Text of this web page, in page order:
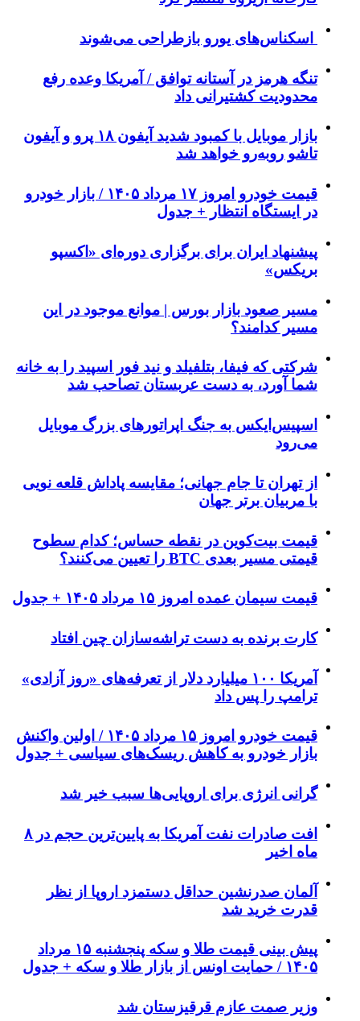
اسکناس‌های یورو بازطراحی می‌شوند
تنگه هرمز در آستانه توافق / آمریکا وعده رفع
محدودیت کشتیرانی داد
بازار موبایل با کمبود شدید آیفون ۱۸ پرو و آیفون
تاشو روبه‌رو خواهد شد
قیمت خودرو امروز ۱۷ مرداد ۱۴۰۵ / بازار خودرو
در ایستگاه انتظار + جدول
پیشنهاد ایران برای برگزاری دوره‌ای «اکسپو
بریکس»
مسیر صعود بازار بورس | موانع موجود در این
مسیر کدامند؟
شرکتی که فیفا، بتلفیلد و نید فور اسپید را به خانه
شما آورد، به دست عربستان تصاحب شد
اسپیس‌ایکس به جنگ اپراتورهای بزرگ موبایل
می‌رود
از تهران تا جام جهانی؛ مقایسه پاداش قلعه نویی
با مربیان برتر جهان
قیمت بیت‌کوین در نقطه حساس؛ کدام سطوح
قیمتی مسیر بعدی BTC را تعیین می‌کنند؟
قیمت سیمان عمده امروز ۱۵ مرداد ۱۴۰۵ + جدول
کارت برنده به دست تراشه‌سازان چین افتاد
آمریکا ۱۰۰ میلیارد دلار از تعرفه‌های «روز آزادی»
ترامپ را پس داد
قیمت خودرو امروز ۱۵ مرداد ۱۴۰۵ / اولین واکنش
بازار خودرو به کاهش ریسک‌های سیاسی + جدول
گرانی انرژی برای اروپایی‌ها سبب خیر شد
افت صادرات نفت آمریکا به پایین‌ترین حجم در ۸
ماه اخیر
آلمان صدرنشین حداقل دستمزد اروپا از نظر
قدرت خرید شد
پیش‌ بینی قیمت طلا و سکه پنجشنبه ۱۵ مرداد
۱۴۰۵ / حمایت اونس از بازار طلا و سکه + جدول
وزیر صمت عازم قرقیزستان شد